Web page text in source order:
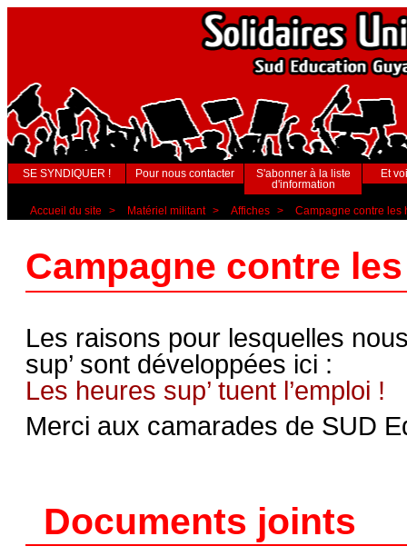
SE SYNDIQUER ! Pour nous contacter
S'abonner à la liste
d'information
Et
Accueil du site > Matériel militant > Affiches > Campagne contre les
Campagne contre
Les raisons pour lesquelles
sup’ sont développées ici :
Les heures sup’ tuent l’emploi !
Merci aux camarades de SUD
Documents joints